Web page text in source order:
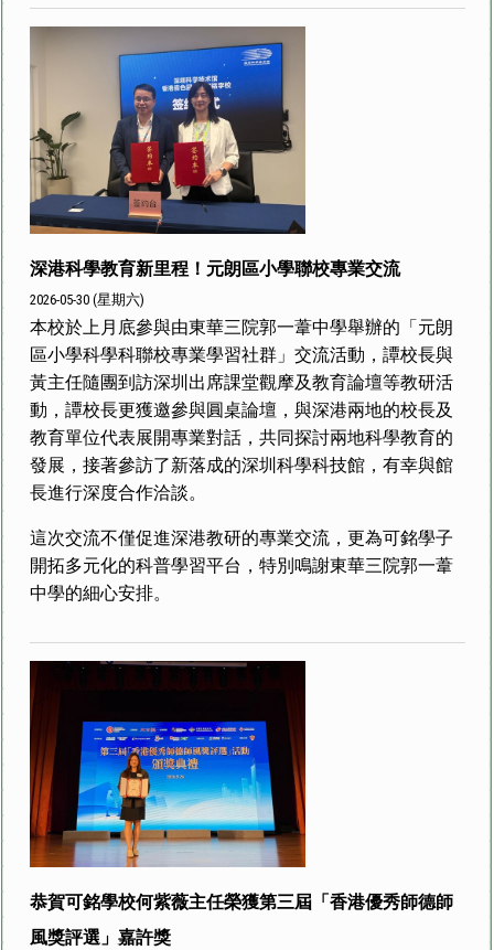
深港科學教育新里程！元朗區小學聯校專業交流
2026-05-30 (星期六)
本校於上月底參與由東華三院郭一葦中學舉辦的「元朗
區小學科學科聯校專業學習社群」交流活動，譚校長與
黃主任隨團到訪深圳出席課堂觀摩及教育論壇等教研活
動，譚校長更獲邀參與圓桌論壇，與深港兩地的校長及
教育單位代表展開專業對話，共同探討兩地科學教育的
發展，接著參訪了新落成的深圳科學科技館，有幸與館
長進行深度合作洽談。
這次交流不僅促進深港教研的專業交流，更為可銘學子
開拓多元化的科普學習平台，特別鳴謝東華三院郭一葦
中學的細心安排。
恭賀可銘學校何紫薇主任榮獲第三屆「香港優秀師德師
風獎評選」嘉許獎